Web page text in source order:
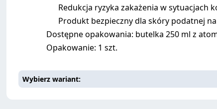
Redukcja ryzyka zakażenia w sytuacjach
Produkt bezpieczny dla skóry podatnej
Dostępne opakowania: butelka 250 ml z
Opakowanie: 1 szt.
Wybierz wariant